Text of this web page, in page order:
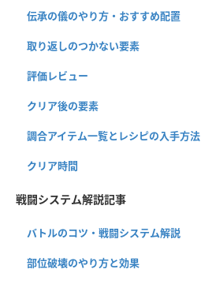
伝承の儀のやり方・おすすめ配置
取り返しのつかない要素
評価レビュー
クリア後の要素
調合アイテム一覧とレシピの入手方法
クリア時間
戦闘システム解説記事
バトルのコツ・戦闘システム解説
部位破壊のやり方と効果